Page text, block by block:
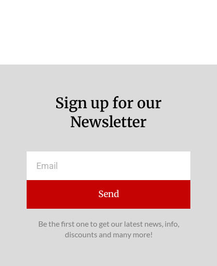
Sign up for our
Newsletter
Send
Be the first one to get our latest news, info,
discounts and many more!